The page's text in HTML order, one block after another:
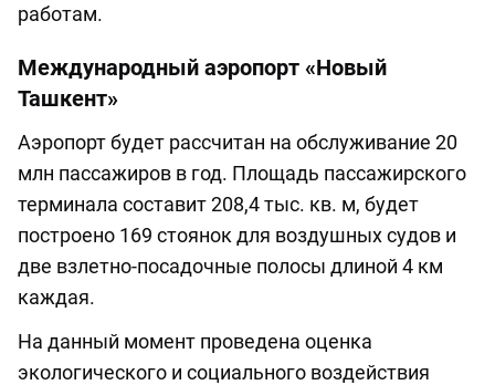
работам.
Международный аэропорт «Новый
Ташкент»
Аэропорт будет рассчитан на обслуживание 20
млн пассажиров в год. Площадь пассажирского
терминала составит 208,4 тыс. кв. м, будет
построено 169 стоянок для воздушных судов и
две взлетно-посадочные полосы длиной 4 км
каждая.
На данный момент проведена оценка
экологического и социального воздействия